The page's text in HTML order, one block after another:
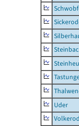
Uder